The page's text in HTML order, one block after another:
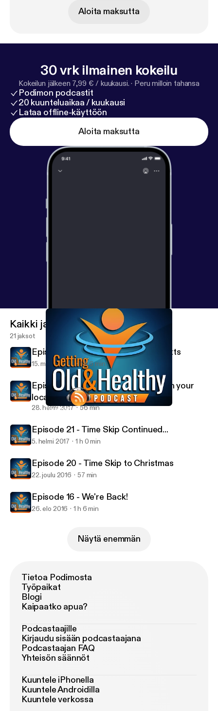
Aloita maksutta
30 vrk ilmainen kokeilu
Kokeilun jälkeen 7,99 € / kuukausi. · Peru milloin tahansa
Podimon podcastit
20 kuunteluaikaa / kuukausi
Lataa offline-käyttöön
Aloita maksutta
Episode 23 - Special Guest Paul Mitts
Kaikki jaksot
21 jaksot
Episode 23 - Special Guest Paul Mitts
15. maalis 2017 1 h 6 min
Episode 22 - You ever get involved in your
local community.... on weeeed?
28. helmi 2017 56 min
Episode 21 - Time Skip Continued...
5. helmi 2017 1 h 0 min
Episode 20 - Time Skip to Christmas
22. joulu 2016 57 min
Episode 16 - We're Back!
26. elo 2016 1 h 6 min
Näytä enemmän
Tietoa Podimosta
Työpaikat
Blogi
Kaipaatko apua?
Podcastaajille
Kirjaudu sisään podcastaajana
Podcastaajan FAQ
Yhteisön säännöt
Kuuntele iPhonella
Kuuntele Androidilla
Kuuntele verkossa